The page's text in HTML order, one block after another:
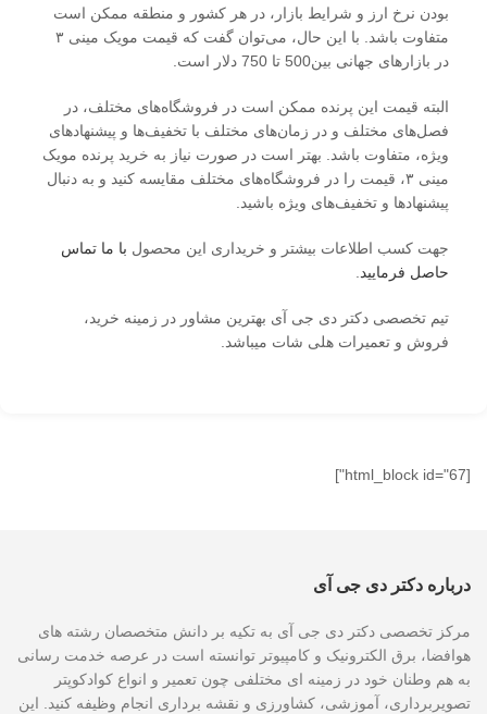
بودن نرخ ارز و شرایط بازار، در هر کشور و منطقه ممکن است
متفاوت باشد. با این حال، می‌توان گفت که قیمت مویک مینی ۳
در بازارهای جهانی بین500 تا 750 دلار است.
البته قیمت این پرنده ممکن است در فروشگاه‌های مختلف، در
فصل‌های مختلف و در زمان‌های مختلف با تخفیف‌ها و پیشنهادهای
ویژه، متفاوت باشد. بهتر است در صورت نیاز به خرید پرنده مویک
مینی ۳، قیمت را در فروشگاه‌های مختلف مقایسه کنید و به دنبال
پیشنهاد‌ها و تخفیف‌های ویژه باشید.
جهت کسب اطلاعات بیشتر و خریداری این محصول با ما تماس
حاصل فرمایید.
تیم تخصصی دکتر دی جی آی بهترین مشاور در زمینه خرید،
فروش و تعمیرات هلی شات میباشد.
[html_block id="67"]
درباره دکتر دی جی آی
مرکز تخصصی دکتر دی جی آی به تکیه بر دانش متخصصان رشته های
هوافضا، برق الکترونیک و کامپیوتر توانسته است در عرصه خدمت رسانی
به هم وطنان خود در زمینه ای مختلفی چون تعمیر و انواع کوادکوپتر
تصویربرداری، آموزشی، کشاورزی و نقشه برداری انجام وظیفه کنید. این